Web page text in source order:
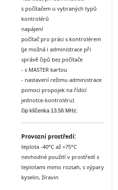
s počítačem u vybraných typů
kontrolérů
napájení
počítač pro práci s kontrolérem
(je možná i administrace při
správě čipů bez počítače
- s MASTER kartou
- nastavení režimu administrace
pomoci propojek na řídící
jednotce-kontroléru)
čip klíčenka 13.56 MHz.
Provozní prostředí:
teplota -40°C až +75°C
nevhodné použití v prostředí s
teplotami mimo rozsah, s výpary
kyselin, žíravin